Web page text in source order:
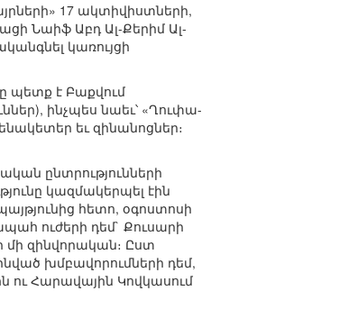
17 ակտիվիստների,
Նաիֆ Աբդ Ալ-Քերիմ Ալ-
կառույցի
պետք է Բաքվում
ինչպես նաեւ՝ «Ղուփա-
եւ զինանոցներ։
ընտրությունների
կազմակերպել էին
հետո, օգոստոսի
ուժերի դեմ` Քուսարի
մի զինվորական։ Ըստ
խմբավորումների դեմ,
ու Հարավային Կովկասում